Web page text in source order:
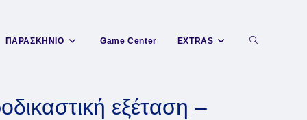
ΠΑΡΑΣΚΗΝΙΟ Game Center EXTRAS Toggle
εξέταση –